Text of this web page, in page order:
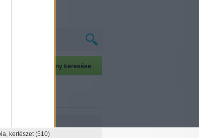
kertészet(510)